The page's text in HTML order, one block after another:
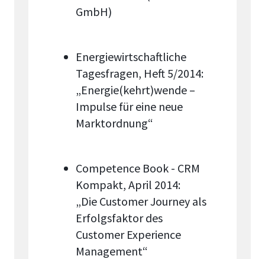
GmbH)
Energiewirtschaftliche
Tagesfragen, Heft 5/2014:
„Energie(kehrt)wende –
Impulse für eine neue
Marktordnung“
Competence Book - CRM
Kompakt, April 2014:
„Die Customer Journey als
Erfolgsfaktor des
Customer Experience
Management“